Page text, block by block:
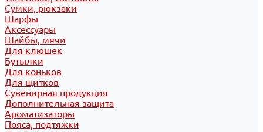
Сумки, рюкзаки
Шарфы
Аксессуары
Шайбы, мячи
Для клюшек
Бутылки
Для коньков
Для щитков
Сувенирная продукция
Дополнительная защита
Ароматизаторы
Пояса, подтяжки